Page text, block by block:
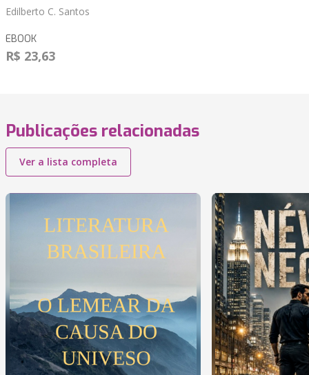
Edilberto C. Santos
EBOOK
R$ 23,63
Publicações relacionadas
Ver a lista completa